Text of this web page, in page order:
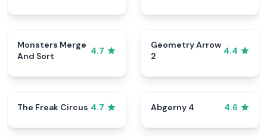
Monsters Merge
And Sort
4.7
Geometry Arrow
2
4.4
The Freak Circus 4.7 Abgerny 4 4.6